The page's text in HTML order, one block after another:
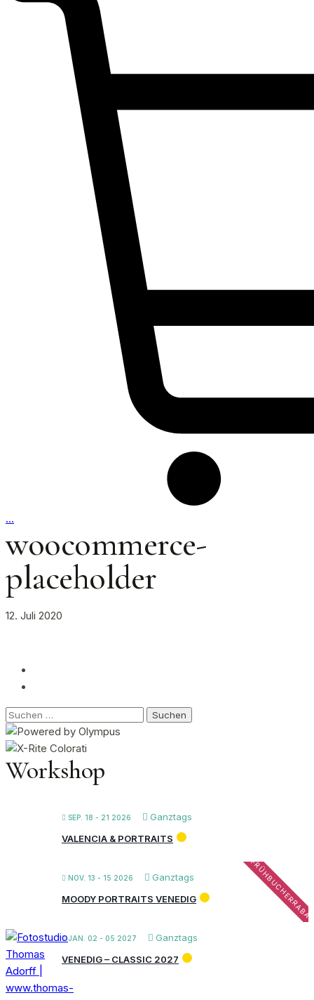
…
woocommerce-
placeholder
12. Juli 2020
Suchen
nach:
Workshop
SEP. 18 - 21 2026
Ganztags
VALENCIA & PORTRAITS
NOV. 13 - 15 2026 Ganztags
MOODY PORTRAITS VENEDIG
JAN. 02 - 05 2027
Ganztags
VENEDIG – CLASSIC 2027